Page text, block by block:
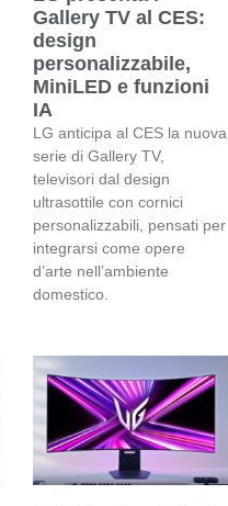
Gallery TV al CES:
design
personalizzabile,
MiniLED e funzioni
IA
LG anticipa al CES la nuova
serie di Gallery TV,
televisori dal design
ultrasottile con cornici
personalizzabili, pensati per
integrarsi come opere
d’arte nell’ambiente
domestico.